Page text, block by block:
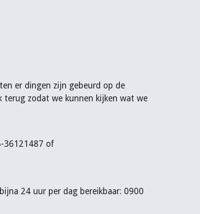
er dingen zijn gebeurd op de
zodat we kunnen kijken wat we
36121487 of
24 uur per dag bereikbaar: 0900